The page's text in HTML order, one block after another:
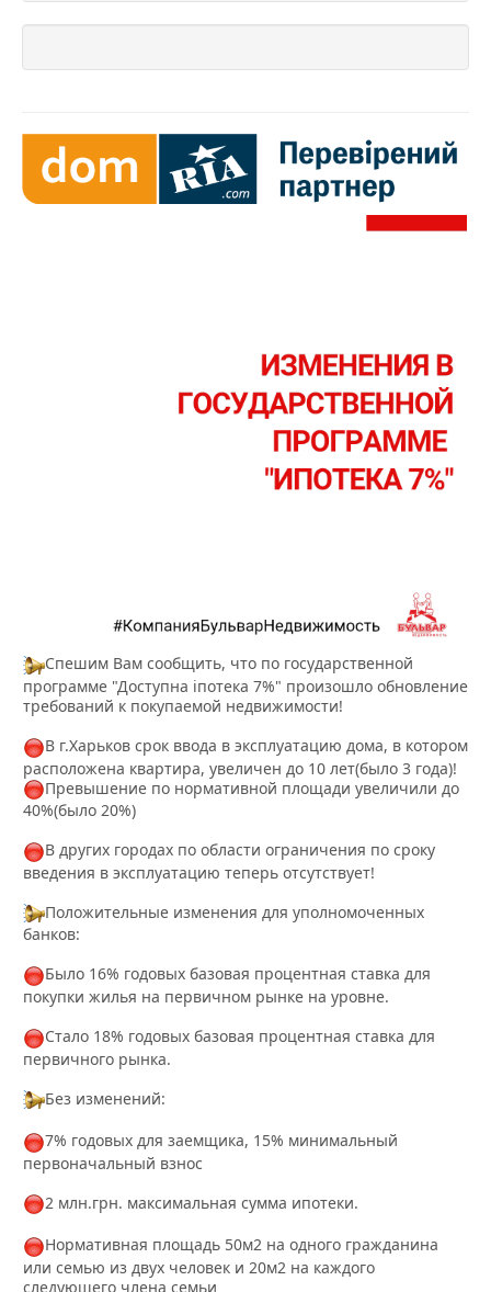
Спешим Вам сообщить, что по государственной
программе "Доступна іпотека 7%" произошло обновление
требований к покупаемой недвижимости!
В г.Харьков срок ввода в эксплуатацию дома, в котором
расположена квартира, увеличен до 10 лет(было 3 года)!
Превышение по нормативной площади увеличили до
40%(было 20%)
В других городах по области ограничения по сроку
введения в эксплуатацию теперь отсутствует!
Положительные изменения для уполномоченных
банков:
Было 16% годовых базовая процентная ставка для
покупки жилья на первичном рынке на уровне.
Стало 18% годовых базовая процентная ставка для
первичного рынка.
Без изменений:
7% годовых для заемщика, 15% минимальный
первоначальный взнос
2 млн.грн. максимальная сумма ипотеки.
Нормативная площадь 50м2 на одного гражданина
или семью из двух человек и 20м2 на каждого
следующего члена семьи